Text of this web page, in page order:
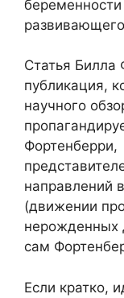
Статья Билла
публикация,
научного
направлений
(движении
нерожденных
сам
Если кратко,